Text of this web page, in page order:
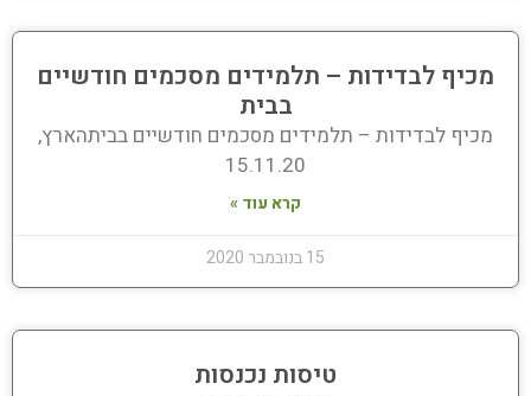
מכיף לבדידות – תלמידים מסכמים חודשיים
בבית
מכיף לבדידות – תלמידים מסכמים חודשיים בביתהארץ,
15.11.20
קרא עוד »
15 בנובמבר 2020
טיסות נכנסות